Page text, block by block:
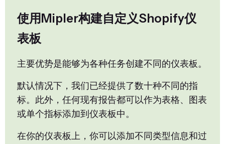
使用Mipler构建自定义Shopify仪
表板
主要优势是能够为各种任务创建不同的仪表板。
默认情况下，我们已经提供了数十种不同的指
标。此外，任何现有报告都可以作为表格、图表
或单个指标添加到仪表板中。
在你的仪表板上，你可以添加不同类型信息和过